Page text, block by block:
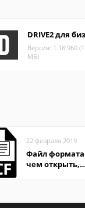
DRIVE2 для
Версия: 1.18.960
МБ)
22 февраля 2019
Файл
чем открыть,